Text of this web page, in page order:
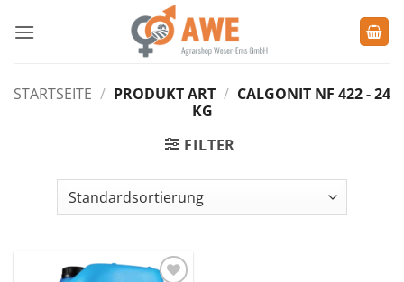
Inhalt
STARTSEITE / PRODUKT ART / CALGONIT NF 422 - 24
KG
FILTER